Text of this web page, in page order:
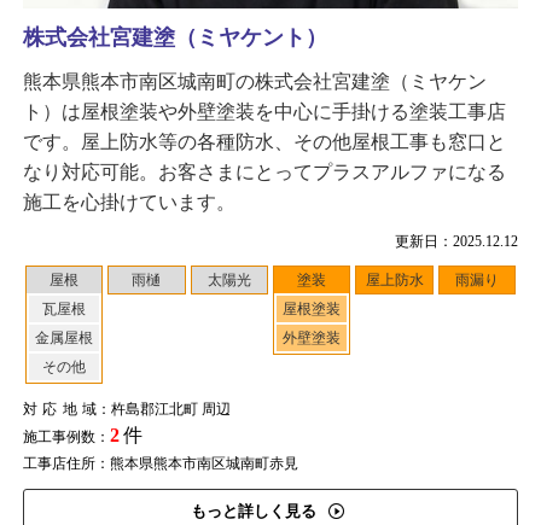
更新日：2025.12.12
屋根
瓦屋根
金属屋根
その他
雨樋 太陽光
塗装
屋根塗装
外壁塗装
屋上防水 雨漏り
対応地域：杵島郡江北町 周辺
施工事例数： 2件
工事店住所：熊本県熊本市南区城南町赤見
もっと詳しく見る
株式会社宮建塗（ミヤケント）
熊本県熊本市南区城南町の株式会社宮建塗（ミヤケン
ト）は屋根塗装や外壁塗装を中心に手掛ける塗装工事店
です。屋上防水等の各種防水、その他屋根工事も窓口と
なり対応可能。お客さまにとってプラスアルファになる
施工を心掛けています。